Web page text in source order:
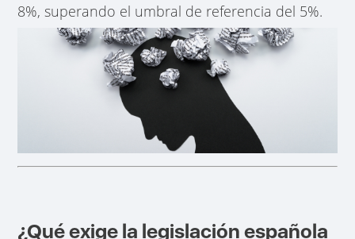
8%, superando el umbral de referencia del 5%.
¿Qué exige la legislación española